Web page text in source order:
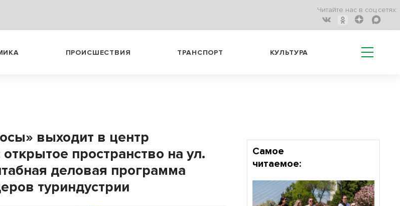
Читайте нас в соц.сетях:
ПРОИСШЕСТВИЯ ТРАНСПОРТ КУЛЬТУРА
выходит в центр
пространство на ул.
деловая программа
туриндустрии
Самое
читаемое: